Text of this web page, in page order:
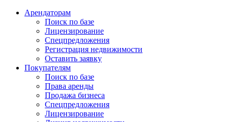
Арендаторам
Поиск по базе
Лицензирование
Спецпредложения
Регистрация недвижимости
Оставить заявку
Покупателям
Поиск по базе
Права аренды
Продажа бизнеса
Спецпредложения
Лицензирование